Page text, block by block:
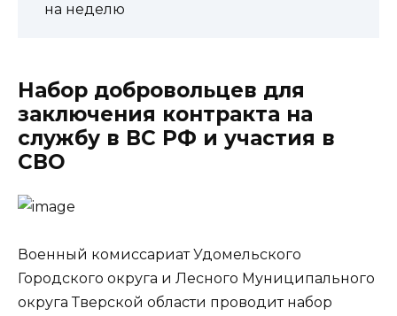
на неделю
Набор добровольцев для
заключения контракта на
службу в ВС РФ и участия в
СВО
Военный комиссариат Удомельского
Городского округа и Лесного Муниципального
округа Тверской области проводит набор